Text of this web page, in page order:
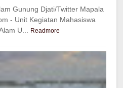
Gunung Djati/Twitter Mapala
- Unit Kegiatan Mahasiswa
U...
Readmore